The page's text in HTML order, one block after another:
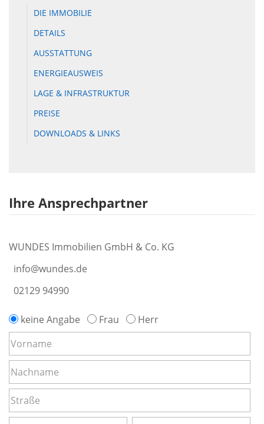
DIE IMMOBILIE
DETAILS
AUSSTATTUNG
ENERGIEAUSWEIS
LAGE & INFRASTRUKTUR
PREISE
DOWNLOADS & LINKS
Ihre Ansprechpartner
WUNDES Immobilien GmbH & Co. KG
info@wundes.de
02129 94990
keine Angabe Frau Herr